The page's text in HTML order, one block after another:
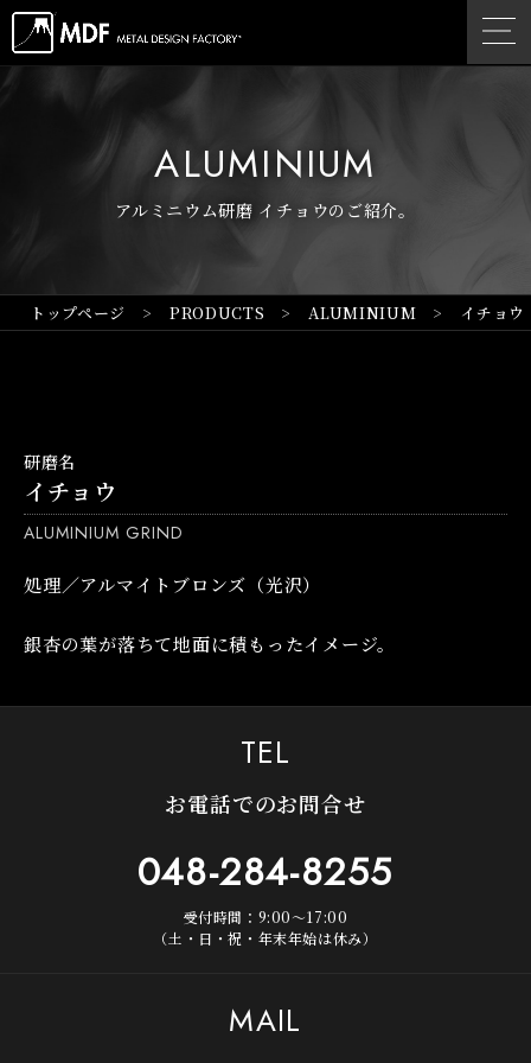
ALUMINIUM
アルミニウム研磨 イチョウのご紹介。
トップページ PRODUCTS ALUMINIUM イチョウ
研磨名
イチョウ
ALUMINIUM GRIND
処理／アルマイトブロンズ（光沢）
銀杏の葉が落ちて地面に積もったイメージ。
TEL
お電話でのお問合せ
048-284-8255
受付時間：9:00～17:00
（土・日・祝・年末年始は休み）
MAIL